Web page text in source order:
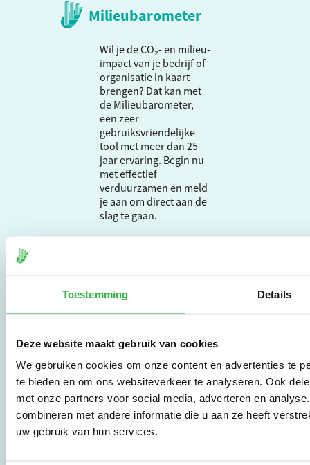
Toestemming Details
Deze website maakt gebruik van cookies
We gebruiken cookies om onze content en advertenties te
te bieden en om ons websiteverkeer te analyseren. Ook
met onze partners voor social media, adverteren en
combineren met andere informatie die u aan ze heeft
uw gebruik van hun services.
Milieubarometer
Wil je de CO₂- en milieu-
impact van je bedrijf of
organisatie in kaart
brengen? Dat kan met
de Milieubarometer,
een zeer
gebruiksvriendelijke
tool met meer dan 25
jaar ervaring. Begin nu
met effectief
verduurzamen en meld
je aan om direct aan de
slag te gaan.
Stichting Stimular.
Stichting Stimular
vertaalt de groeiende
duurzaamheid naar
praktische
instrumenten en
werkwijzen voor
bedrijven,
brancheverenigingen,
overheden en